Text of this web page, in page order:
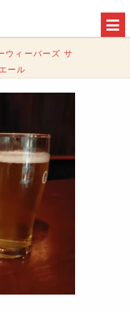
ウィーバーズ サ
ール